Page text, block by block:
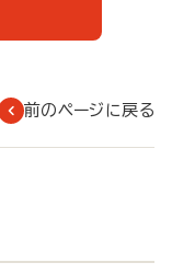
前のページに戻る